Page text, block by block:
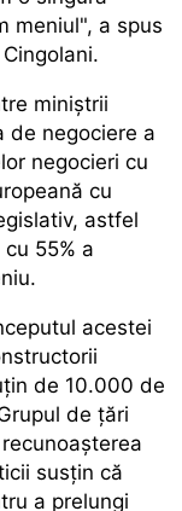
meniul", a spus
miniştrii
de negociere a
negocieri cu
cu
astfel
55% a
acestei
de 10.000 de
de ţări
susţin că
a prelungi